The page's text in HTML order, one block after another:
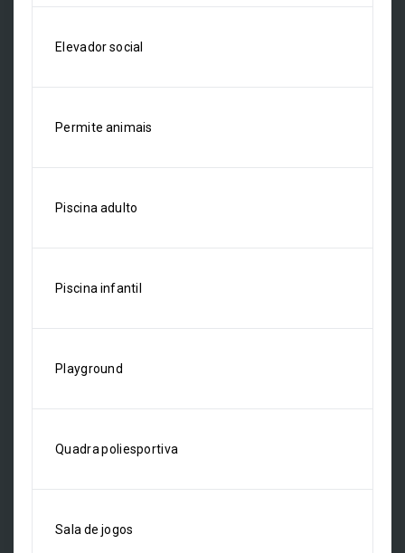
Elevador social
Permite animais
Piscina adulto
Piscina infantil
Playground
Quadra poliesportiva
Sala de jogos